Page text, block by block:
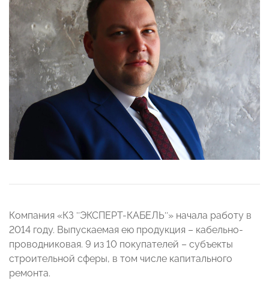
Компания «КЗ ″ЭКСПЕРТ-КАБЕЛЬ″» начала работу в
2014 году. Выпускаемая ею продукция – кабельно-
проводниковая. 9 из 10 покупателей – субъекты
строительной сферы, в том числе капитального
ремонта.